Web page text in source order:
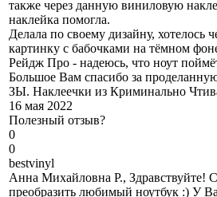
также через данную виниловую
наклейка помогла.
Делала по своему дизайну, хотелось
картинку с бабочками на тёмном
Рейдж Про - надеюсь, что ноут
Большое Вам спасибо за
ЗЫ. Наклеечки из Криминально
16 мая 2022
Полезный отзыв?
0
0
bestvinyl
Анна Михайловна Р., Здравствуйте!
преобразить любимый ноутбук :) У